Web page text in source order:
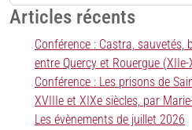
Articles récents
Conférence : Castra, sauvetés,
entre Quercy et Rouergue
Conférence : Les prisons de
XVIIIe et XIXe siècles, par
Les évènements de juillet 2026